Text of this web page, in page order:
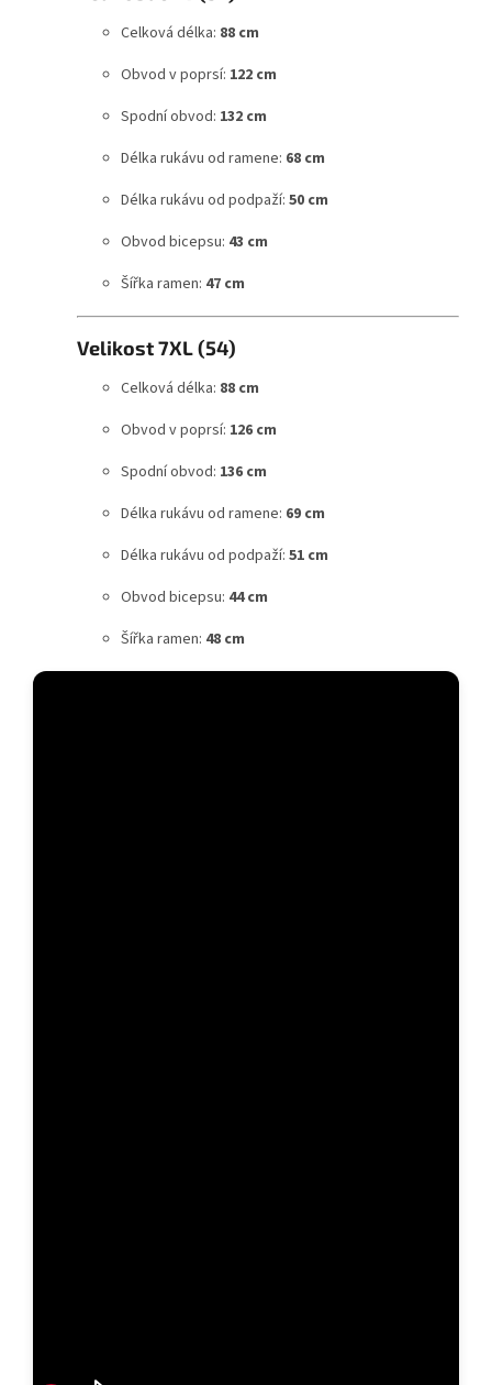
Celková délka: 88 cm
Obvod v poprsí: 122 cm
Spodní obvod: 132 cm
Délka rukávu od ramene: 68 cm
Délka rukávu od podpaží: 50 cm
Obvod bicepsu: 43 cm
Šířka ramen: 47 cm
Velikost 7XL (54)
Celková délka: 88 cm
Obvod v poprsí: 126 cm
Spodní obvod: 136 cm
Délka rukávu od ramene: 69 cm
Délka rukávu od podpaží: 51 cm
Obvod bicepsu: 44 cm
Šířka ramen: 48 cm